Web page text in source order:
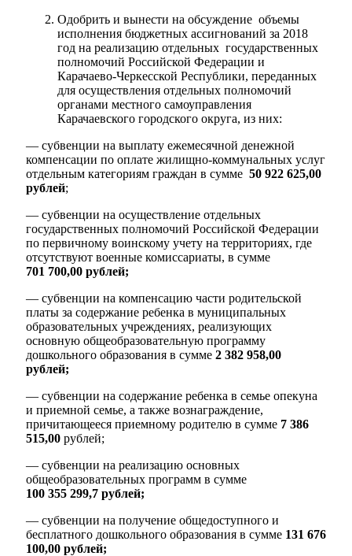
Одобрить и вынести на обсуждение объемы
исполнения бюджетных ассигнований за 2018
год на реализацию отдельных государственных
полномочий Российской Федерации и
Карачаево-Черкесской Республики, переданных
для осуществления отдельных полномочий
органами местного самоуправления
Карачаевского городского округа, из них:
— субвенции на выплату ежемесячной денежной
компенсации по оплате жилищно-коммунальных услуг
отдельным категориям граждан в сумме 50 922 625,00
рублей;
— субвенции на осуществление отдельных
государственных полномочий Российской Федерации
по первичному воинскому учету на территориях, где
отсутствуют военные комиссариаты, в сумме
701 700,00 рублей;
— субвенции на компенсацию части родительской
платы за содержание ребенка в муниципальных
образовательных учреждениях, реализующих
основную общеобразовательную программу
дошкольного образования в сумме 2 382 958,00
рублей;
— субвенции на содержание ребенка в семье опекуна
и приемной семье, а также вознаграждение,
причитающееся приемному родителю в сумме 7 386
515,00 рублей;
— субвенции на реализацию основных
общеобразовательных программ в сумме
100 355 299,7 рублей;
— субвенции на получение общедоступного и
бесплатного дошкольного образования в сумме 131 676
100,00 рублей;
Администрация